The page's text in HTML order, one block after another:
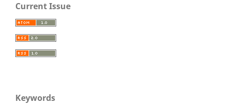
Current Issue
Keywords